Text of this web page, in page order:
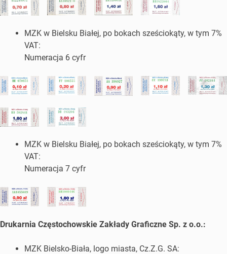
MZK w Bielsku Białej, po bokach sześciokąty, w tym 7%
VAT:
Numeracja 6 cyfr
MZK w Bielsku Białej, po bokach sześciokąty, w tym 7%
VAT:
Numeracja 7 cyfr
Drukarnia Częstochowskie Zakłady Graficzne Sp. z o.o.:
MZK Bielsko-Biała, logo miasta, Cz.Z.G. SA: